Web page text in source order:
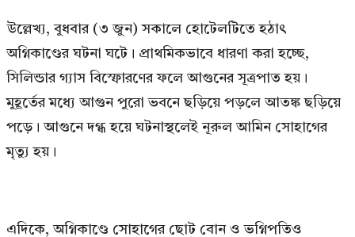
উল্লেখ্য, বুধবার (৩ জুন) সকালে হোটেলটিতে হঠাৎ
অগ্নিকাণ্ডের ঘটনা ঘটে। প্রাথমিকভাবে ধারণা করা হচ্ছে,
সিলিন্ডার গ্যাস বিস্ফোরণের ফলে আগুনের সূত্রপাত হয়।
মুহূর্তের মধ্যে আগুন পুরো ভবনে ছড়িয়ে পড়লে আতঙ্ক ছড়িয়ে
পড়ে। আগুনে দগ্ধ হয়ে ঘটনাস্থলেই নূরুল আমিন সোহাগের
মৃত্যু হয়।
এদিকে, অগ্নিকাণ্ডে সোহাগের ছোট বোন ও ভগ্নিপতিও